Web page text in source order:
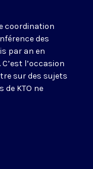
coordination
des
par an en
l’occasion
sur des sujets
de KTO ne